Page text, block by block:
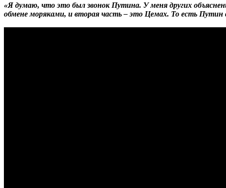
«Я думаю, что это был звонок Путина. У меня других
обмене моряками, и вторая часть – это Цемах. То есть